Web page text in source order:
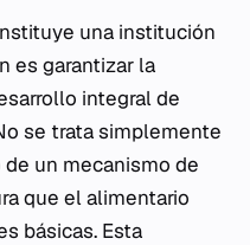
una institución
es garantizar la
integral de
se trata simplemente
un mecanismo de
que el alimentario
básicas. Esta